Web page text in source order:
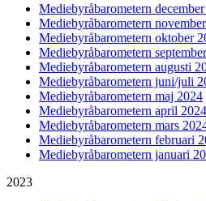
Mediebyråbarometern
Mediebyråbarometern
Mediebyråbarometern oktober
Mediebyråbarometern
Mediebyråbarometern augusti
Mediebyråbarometern juni/juli
Mediebyråbarometern maj 2024
Mediebyråbarometern april 2024
Mediebyråbarometern mars
Mediebyråbarometern februari
Mediebyråbarometern januari
2023